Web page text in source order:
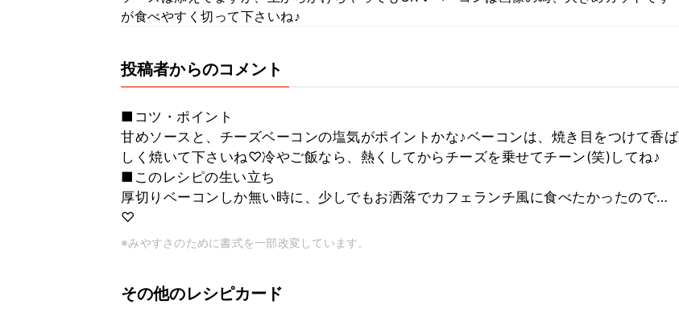
が食べやすく切って下さいね♪
投稿者からのコメント
■コツ・ポイント
甘めソースと、チーズベーコンの塩気がポイントかな♪ベーコンは、焼き目をつけて香ば
しく焼いて下さいね♡冷やご飯なら、熱くしてからチーズを乗せてチーン(笑)してね♪
■このレシピの生い立ち
厚切りベーコンしか無い時に、少しでもお洒落でカフェランチ風に食べたかったので…
♡
※みやすさのために書式を一部改変しています。
その他のレシピカード